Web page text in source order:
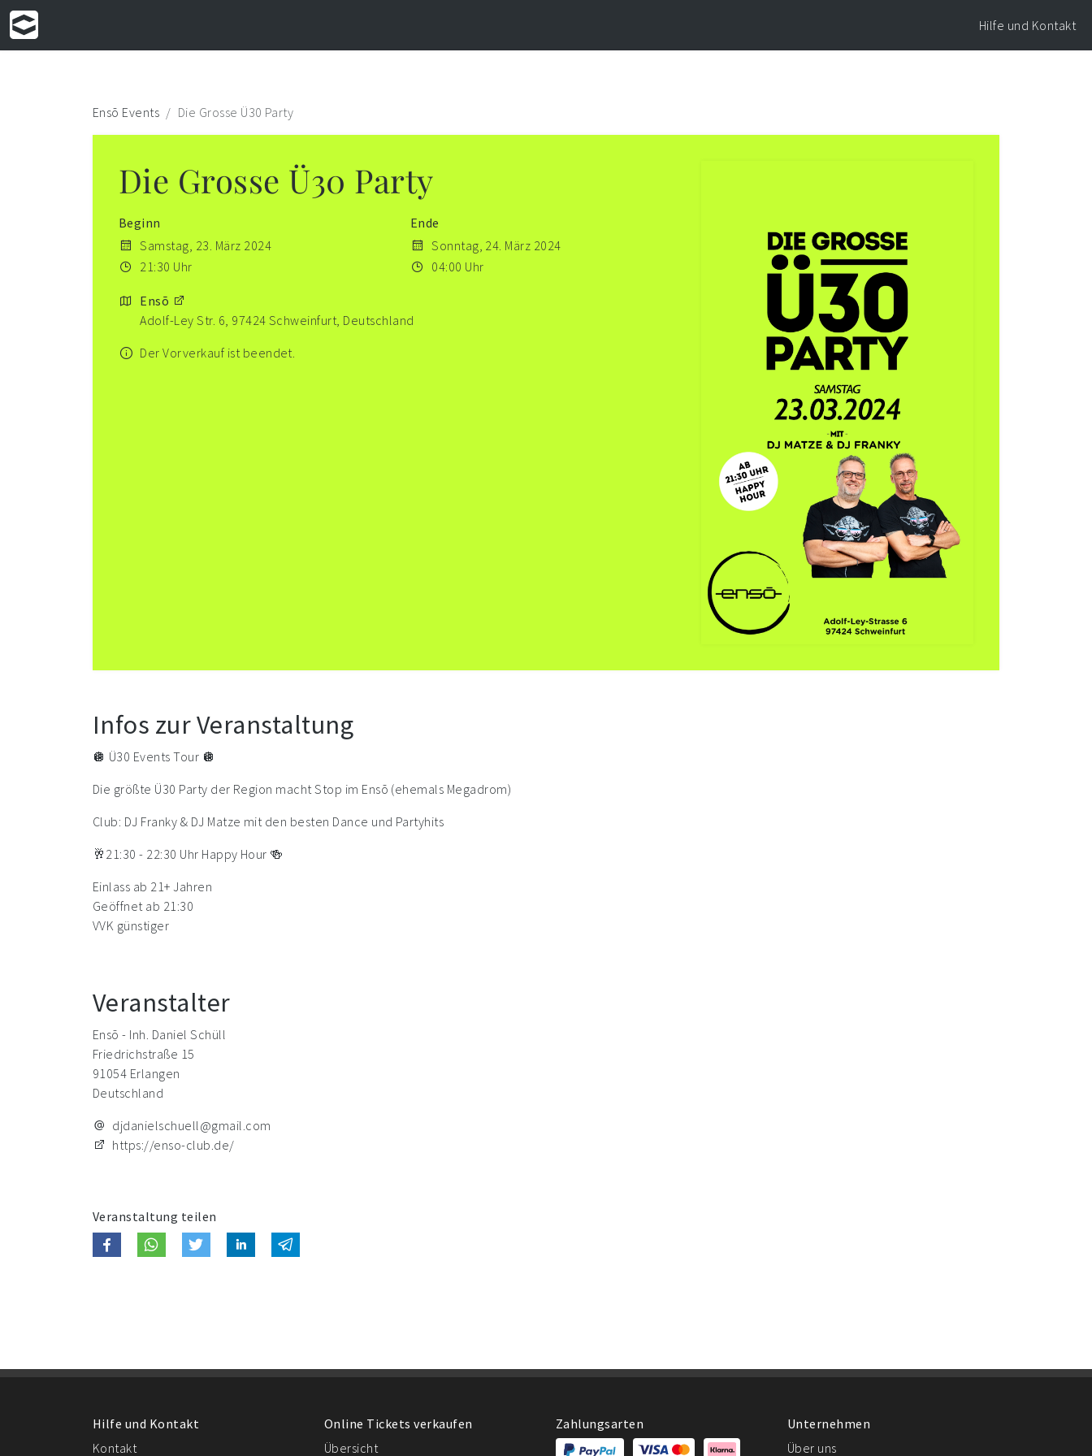
Hilfe und Kontakt
Ensō Events Die Grosse Ü30 Party
Die Grosse Ü30 Party
Beginn
Samstag, 23. März 2024
21:30 Uhr
Ende
Sonntag, 24. März 2024
04:00 Uhr
Ensō
Adolf-Ley Str. 6, 97424 Schweinfurt, Deutschland
Der Vorverkauf ist beendet.
Infos zur Veranstaltung
🪩 Ü30 Events Tour 🪩
Die größte Ü30 Party der Region macht Stop im Ensō (ehemals Megadrom)
Club: DJ Franky & DJ Matze mit den besten Dance und Partyhits
🥂21:30 - 22:30 Uhr Happy Hour 🍻
Einlass ab 21+ Jahren
Geöffnet ab 21:30
VVK günstiger
Veranstalter
Ensō - Inh. Daniel Schüll
Friedrichstraße 15
91054 Erlangen
Deutschland
djdanielschuell@gmail.com
https://enso-club.de/
Veranstaltung teilen
Hilfe und Kontakt
Kontakt
Online Tickets verkaufen
Übersicht
Zahlungsarten
Unternehmen
Über uns